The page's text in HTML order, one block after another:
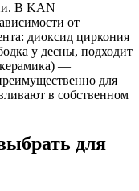
В KAN
от
диоксид циркония
у десны, подходит
керамика) —
для
в собственном
для